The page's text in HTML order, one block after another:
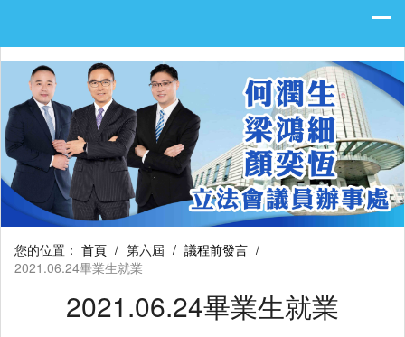
您的位置： 首頁 / 第六屆 / 議程前發言 /
2021.06.24畢業生就業
2021.06.24畢業生就業